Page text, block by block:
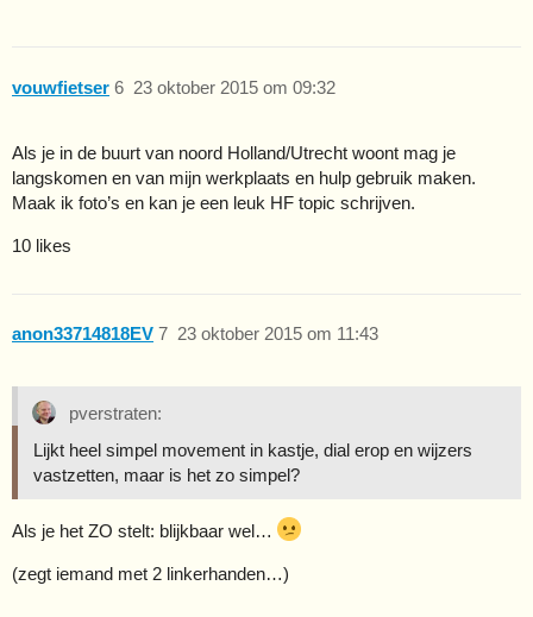
vouwfietser 23 oktober 2015 om 09:32
6
Als je in de buurt van noord Holland/Utrecht woont mag je
langskomen en van mijn werkplaats en hulp gebruik maken.
Maak ik foto’s en kan je een leuk HF topic schrijven.
10 likes
anon33714818EV 23 oktober 2015 om 11:43
7
pverstraten:
Lijkt heel simpel movement in kastje, dial erop en wijzers
vastzetten, maar is het zo simpel?
Als je het ZO stelt: blijkbaar wel…
(zegt iemand met 2 linkerhanden…)